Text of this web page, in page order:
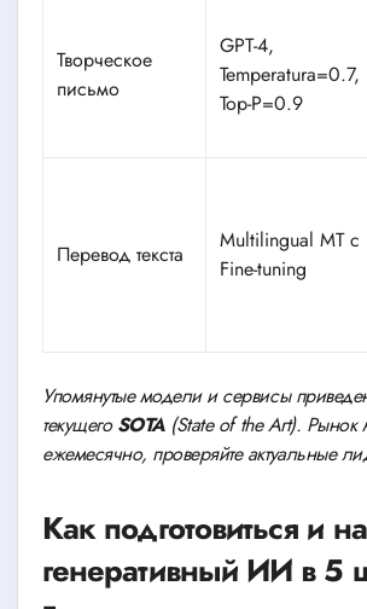
Творческое
письмо
GPT-4,
Temperatura=0.7,
Top-P=0.9
Перевод текста
Multilingual MT с
Fine-tuning
Упомянутые модели и сервисы
текущегоSOTA(State of the Art). Рынок
ежемесячно, проверяйте актуальные
Как подготовиться и
генеративный ИИ в 5